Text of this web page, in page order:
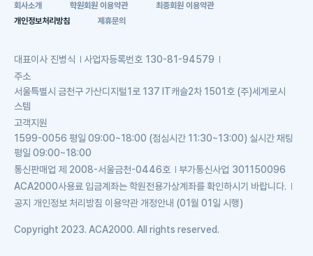
회사소개 학원회원 이용약관
최종회원 이용약관
개인정보처리방침
제휴문의
대표이사 진병식 사업자등록번호 130-81-94579
주소
서울특별시 금천구 가산디지털1로 137 IT캐슬2차 1501호 (주)세계로시
스템
고객지원
1599-0056 평일 09:00~18:00 (점심시간 11:30~13:00) 실시간 채팅
평일 09:00~18:00
통신판매업 제 2008-서울금천-0446호 부가통신사업 301150096
ACA2000사용료 입금계좌는 학원전용가상계좌를 확인하시기 바랍니다.
공지 개인정보 처리방침 이용약관 개정안내 (01월 01일 시행)
Copyright 2023. ACA2000. All rights reserved.